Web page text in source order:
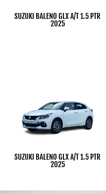
SUZUKI BALENO GLX A/T 1.5 PTR
2025
SUZUKI BALENO GLX A/T 1.5 PTR
2025